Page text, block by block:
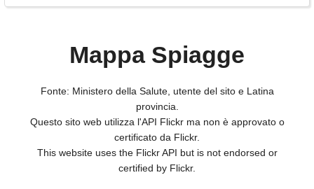
Mappa Spiagge
Fonte: Ministero della Salute, utente del sito e Latina
provincia.
Questo sito web utilizza l'API Flickr ma non è approvato o
certificato da Flickr.
This website uses the Flickr API but is not endorsed or
certified by Flickr.